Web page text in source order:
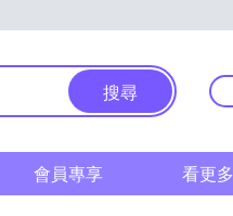
搜尋
會員專享 看更多